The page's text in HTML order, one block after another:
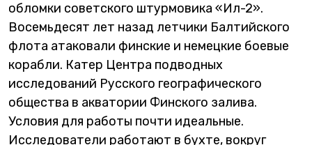
обломки советского штурмовика «Ил-2».
Восемьдесят лет назад летчики Балтийского
флота атаковали финские и немецкие боевые
корабли. Катер Центра подводных
исследований Русского географического
общества в акватории Финского залива.
Условия для работы почти идеальные.
Исследователи работают в бухте, вокруг